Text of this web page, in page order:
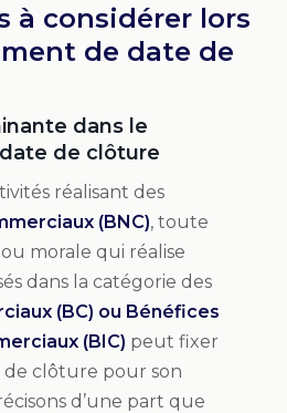
à considérer lors
de date de
dans le
de clôture
réalisant des
(BNC), toute
morale qui réalise
dans la catégorie des
(BC) ou Bénéfices
(BIC) peut fixer
clôture pour son
d’une part que